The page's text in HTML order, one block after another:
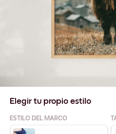
Elegir tu propio estilo
ESTILO DEL MARCO